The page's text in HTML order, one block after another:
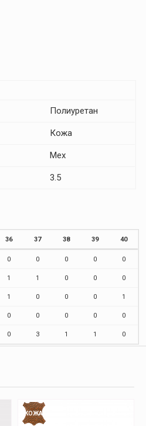
Полиуретан
Кожа
Мех
3.5
36 37 38 39 40
0 0 0 0 0
1 1 0 0 0
1 0 0 0 1
0 0 0 0 0
0 3 1 1 0
КОЖА